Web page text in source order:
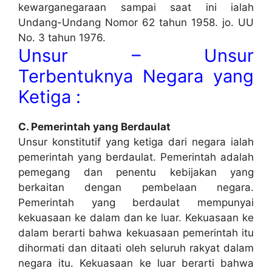
kewarganegaraan sampai saat ini ialah
Undang-Undang Nomor 62 tahun 1958. jo. UU
No. 3 tahun 1976.
Unsur – Unsur
Terbentuknya Negara yang
Ketiga :
C. Pemerintah yang Berdaulat
Unsur konstitutif yang ketiga dari negara ialah
pemerintah yang berdaulat. Pemerintah adalah
pemegang dan penentu kebijakan yang
berkaitan dengan pembelaan negara.
Pemerintah yang berdaulat mempunyai
kekuasaan ke dalam dan ke luar. Kekuasaan ke
dalam berarti bahwa kekuasaan pemerintah itu
dihormati dan ditaati oleh seluruh rakyat dalam
negara itu. Kekuasaan ke luar berarti bahwa